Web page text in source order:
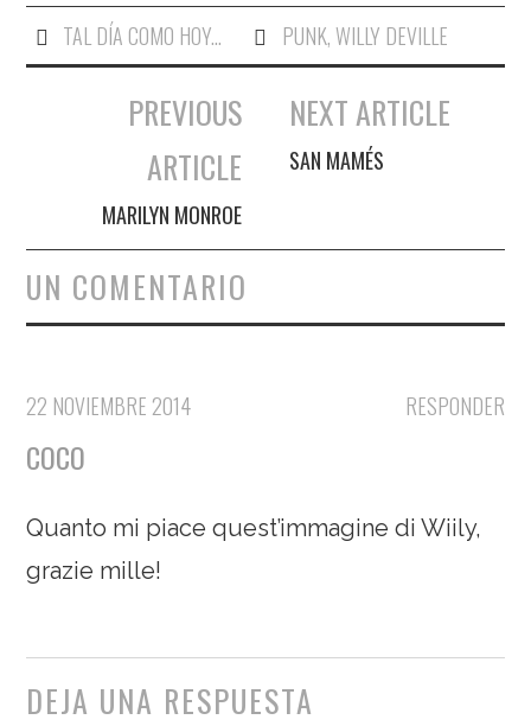
TAL DÍA COMO HOY... PUNK,WILLY DEVILLE
Navegación de entradas
PREVIOUS
ARTICLE
MARILYN MONROE
NEXT ARTICLE
SAN MAMÉS
UN COMENTARIO
RESPONDER
22 NOVIEMBRE 2014
COCO
Quanto mi piace quest’immagine di Wiily,
grazie mille!
DEJA UNA RESPUESTA